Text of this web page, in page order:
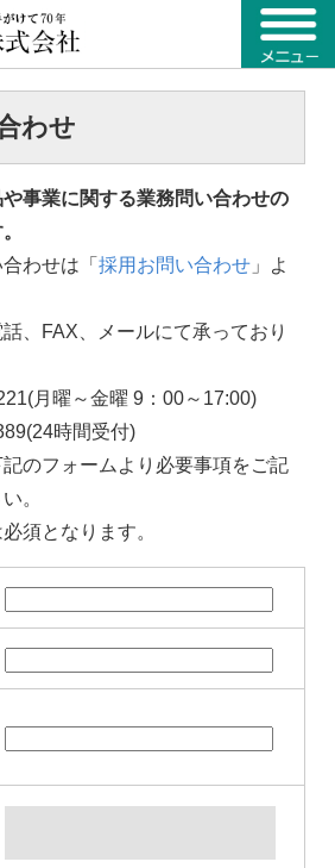
わせ
事業に関する業務問い合わせの
わせは「 採用お問い合わせ 」よ
、FAX、メールにて承っており
月曜～金曜 9：00～17:00)
時間受付)
のフォームより必要事項をご記
。
須となります。